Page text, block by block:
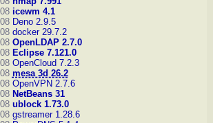
icewm 4.1
Deno 2.9.5
docker 29.7.2
OpenLDAP 2.7.0
Eclipse 7.121.0
OpenCloud 7.2.3
mesa 3d 26.2
OpenVPN 2.7.6
NetBeans 31
ublock 1.73.0
gstreamer 1.28.6